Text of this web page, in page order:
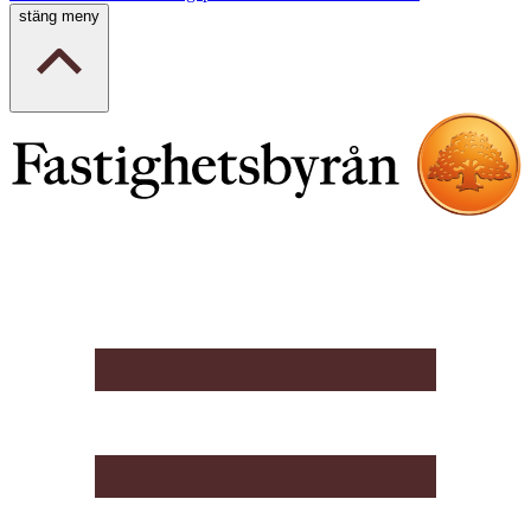
stäng meny